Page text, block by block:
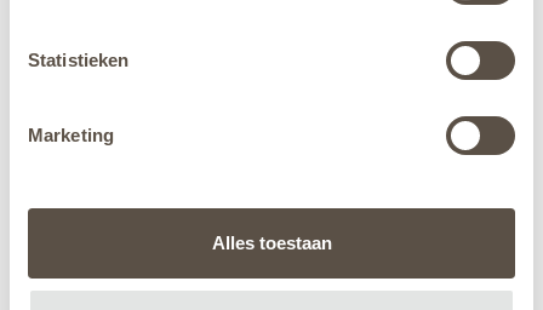
Statistieken
Marketing
Alles toestaan